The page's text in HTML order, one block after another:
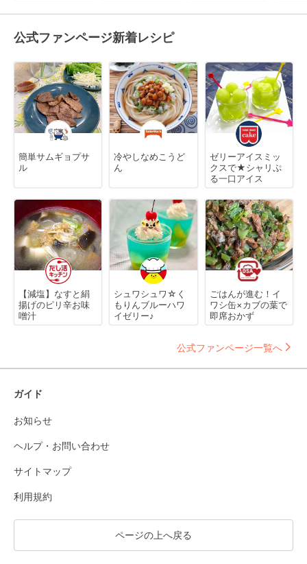
公式ファンページ新着レシピ
簡単サムギョプサ
ル
冷やしなめこうど
ん
ゼリーアイスミッ
クスで★シャリぷ
る一口アイス
【減塩】なすと絹
揚げのピリ辛お味
噌汁
シュワシュワ☆く
もりんブルーハワ
イゼリー♪
ごはんが進む！イ
ワシ缶×カブの葉で
即席おかず
公式ファンページ一覧へ
ガイド
お知らせ
ヘルプ・お問い合わせ
サイトマップ
利用規約
ページの上へ戻る